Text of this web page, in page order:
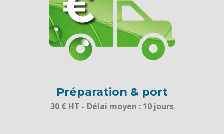
Préparation & port
30 € HT - Délai moyen : 10 jours